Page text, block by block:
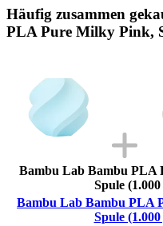
Häufig zusammen
PLA Pure Milky Pink,
Bambu Lab Bambu PLA
Spule (1.000
Bambu Lab Bambu PLA
Spule (1.000